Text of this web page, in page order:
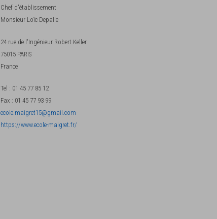
Chef d'établissement
Monsieur Loïc Depalle
24 rue de l'Ingénieur Robert Keller
75015 PARIS
France
Tel : 01 45 77 85 12
Fax : 01 45 77 93 99
ecole.maigret15@gmail.com
https://www.ecole-maigret.fr/